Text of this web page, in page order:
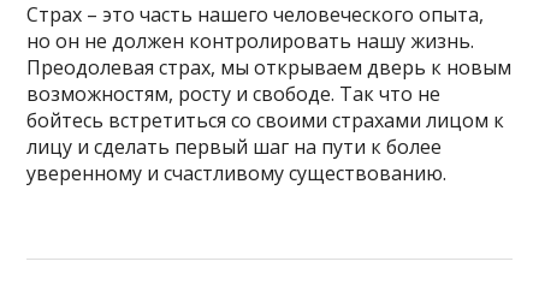
Страх – это часть нашего человеческого опыта,
но он не должен контролировать нашу жизнь.
Преодолевая страх, мы открываем дверь к новым
возможностям, росту и свободе. Так что не
бойтесь встретиться со своими страхами лицом к
лицу и сделать первый шаг на пути к более
уверенному и счастливому существованию.